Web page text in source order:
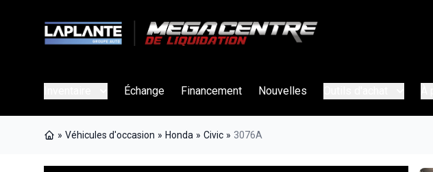
Échange Financement Nouvelles
» Véhicules d'occasion » Honda » Civic » 3076A